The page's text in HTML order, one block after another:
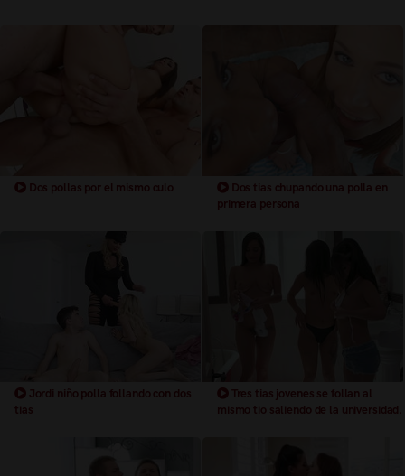
Dos pollas por el mismo culo
Dos tias chupando una polla en
primera persona
Jordi niño polla follando con dos
tias
Tres tias jovenes se follan al
mismo tio saliendo de la universidad.